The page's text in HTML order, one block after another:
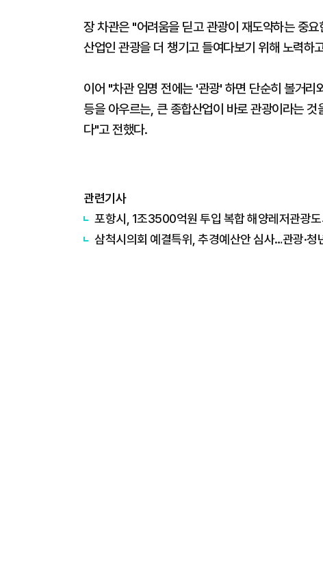
장 차관은 "어려움을 딛고 관광이 재도약하는 중
산업인 관광을 더 챙기고 들여다보기 위해 노력하
이어 "차관 임명 전에는 '관광' 하면 단순히 볼거
등을 아우르는, 큰 종합산업이 바로 관광이라는
다"고 전했다.
관련기사
포항시, 1조3500억원 투입 복합 해양레저관광
삼척시의회 예결특위, 추경예산안 심사…관광·청